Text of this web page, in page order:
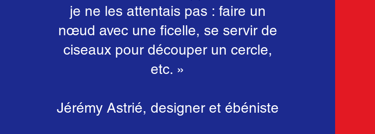
je ne les attentais pas : faire un
nœud avec une ficelle, se servir de
ciseaux pour découper un cercle,
etc. »
Jérémy Astrié, designer et ébéniste